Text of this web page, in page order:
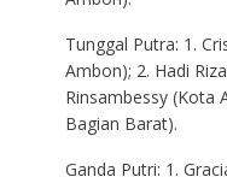
Tunggal Putra: 1.
Ambon); 2. Hadi
Rinsambessy (Kota
Bagian Barat).
Ganda Putri: 1.